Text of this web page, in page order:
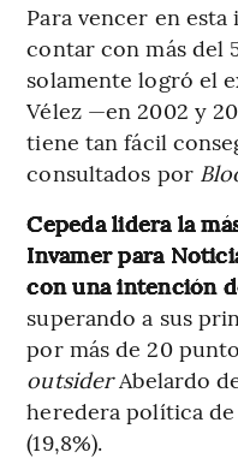
Para vencer en
contar con más del
solamente logró el
Vélez —en 2002 y
tiene tan fácil
consultados por
Cepeda lidera la
Invamer para
con una intención
superando a sus
por más de 20
outsiderAbelardo
heredera política
(19,8%).